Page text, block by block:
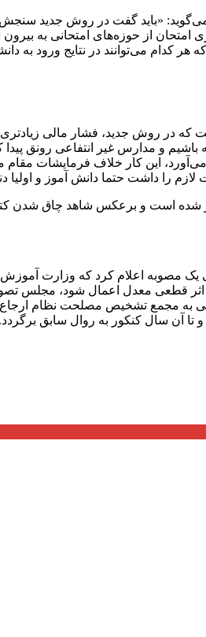
«باید گفت در روش جدید سنجش
از حوزه‌های امتحانی به بیرون
کدام می‌توانند در نتایج ورود به
که در روش جدید، فشار مالی
و مدارس غیر انتفاعی رونق پیدا
این کار خلاف فرمایشات مقام
را داشت حتما دانش آموز و اولیا
شده است و برعکس شاهد چاق
یک مصوبه اعلام کرد که وزارت
به مجمع تشخیص مصلحت نظام